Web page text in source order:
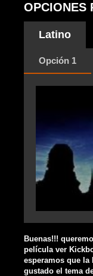
OPCIONES
Latino
Opción 1
Buenas!!!
película ver
esperamos que
gustado el tema